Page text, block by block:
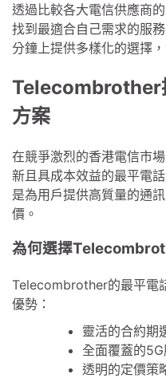
透過比較各大電信供應商
找到最適合自己需求的服
分鐘上提供多樣化的選擇
Telecombrother
方案
在競爭激烈的香港電信市
新且具成本效益的最平電
是為用戶提供高質量的通
價。
為何選擇
Telecombrother的最平電
優勢：
靈活的合約期
全面覆蓋的
透明的定價策